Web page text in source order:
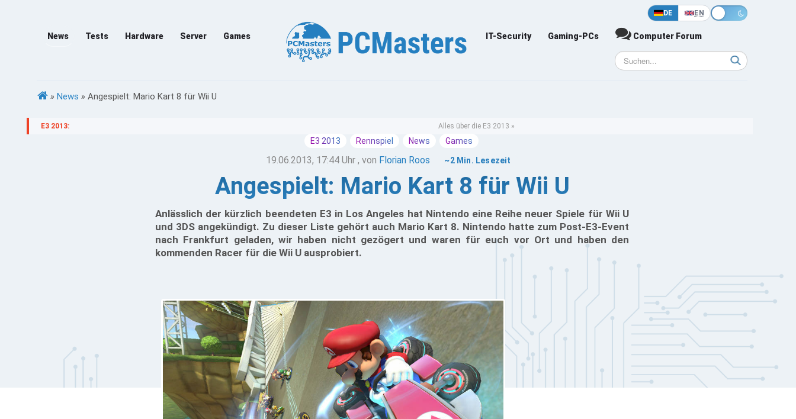
DE EN
News Tests Hardware Server Games IT-Security Gaming-PCs Computer Forum
» News » Angespielt: Mario Kart 8 für Wii U
E3 2013: Alles über die E3 2013 »
E3 2013 Rennspiel News Games
19.06.2013, 17:44 Uhr , von Florian Roos ~2 Min. Lesezeit
Angespielt: Mario Kart 8 für Wii U
Anlässlich der kürzlich beendeten E3 in Los Angeles hat Nintendo eine Reihe neuer Spiele für Wii U
und 3DS angekündigt. Zu dieser Liste gehört auch Mario Kart 8. Nintendo hatte zum Post-E3-Event
nach Frankfurt geladen, wir haben nicht gezögert und waren für euch vor Ort und haben den
kommenden Racer für die Wii U ausprobiert.